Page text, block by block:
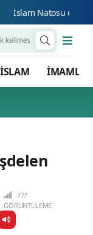
İslam Natosu dosta
İSLAM İMAMLAR
777
GÖRÜNTÜLEME